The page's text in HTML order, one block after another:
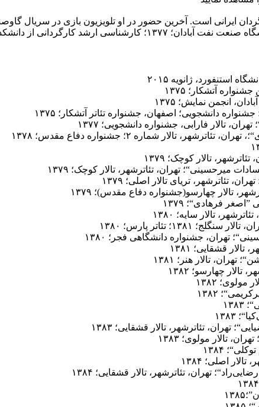
*سینما تئاتر، دانشگاه هنر؛۱۳۸۶
استنفورد، ژانویه ۲۰۱۵
آتشکار؛ ۱۳۷۵
انجمن نمایش؛ ۱۳۷۵
تالار فارابی، جشنواره دانشجویی؛ ۱۳۷۷
شماره ۲؛ جشنواره دفاع مقدس؛ ۱۳۷۸
تالار کوچک؛ ۱۳۷۹
میرحسینی“؛ تهران، تئاترشهر، تالار کوچک؛ ۱۳۷۹
تئاترشهر، تریای تالار اصلی؛ ۱۳۷۹
تالار چهارسو(جشنواره دفاع مقدس)؛ ۱۳۷۹
فرهادی“؛ ۱۳۷۹
تالار سایه؛ ۱۳۸۰
تئاتر پارس؛ ۱۳۸۰
تهران، جشنواره دانشگاهی فجر؛ ۱۳۸۰
قشقایی؛ ۱۳۸۱
تالار هنر؛ ۱۳۸۱
چهارسو؛ ۱۳۸۲
۱۳۸۲
۱۳۸۲
۱۳۸۳
تئاترشهر، تالار قشقایی؛ ۱۳۸۳
تالار مولوی؛ ۱۳۸۳
۱۳۸۴
اصلی؛ ۱۳۸۴
تهران، تئاترشهر، تالار قشقایی؛ ۱۳۸۴